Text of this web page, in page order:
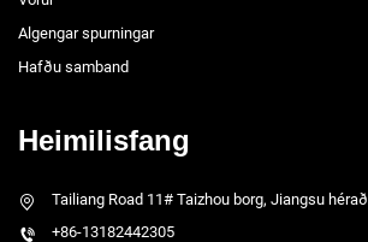
Algengar spurningar
Hafðu samband
Heimilisfang
Tailiang Road 11# Taizhou borg, Jiangsu hérað
+86-13182442305